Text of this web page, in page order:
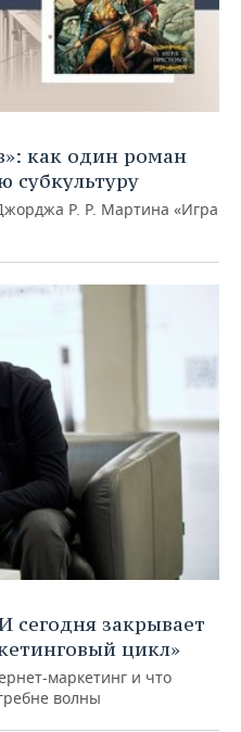
как один роман
субкультуру
Р. Р. Мартина «Игра
сегодня закрывает
цикл»
маркетинг и что
волны